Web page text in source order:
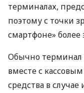
терминалах,
поэтому с точки
смартфоне»
Обычно терминал
вместе с
средства в